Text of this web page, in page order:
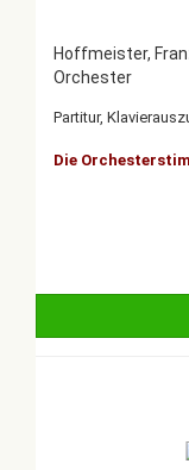
Hoffmeister,
Orchester
Partitur,
Die